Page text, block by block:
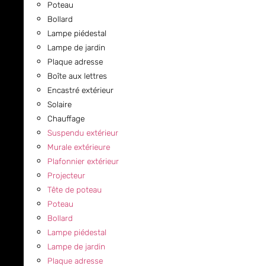
Poteau
Bollard
Lampe piédestal
Lampe de jardin
Plaque adresse
Boîte aux lettres
Encastré extérieur
Solaire
Chauffage
Suspendu extérieur
Murale extérieure
Plafonnier extérieur
Projecteur
Tête de poteau
Poteau
Bollard
Lampe piédestal
Lampe de jardin
Plaque adresse